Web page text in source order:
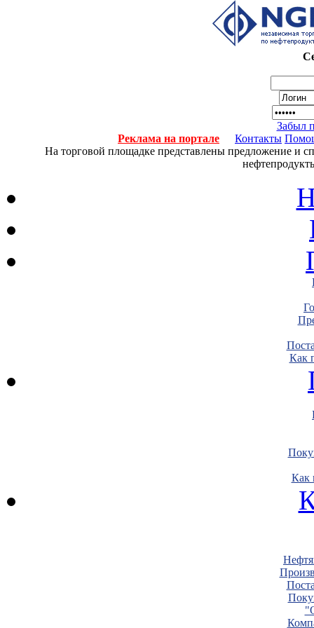
Забыл
Реклама на портале
Контакты
На торговой площадке представлены предложение и
Как
Как